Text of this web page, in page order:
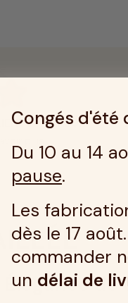
HEUREUX
plus
Congés d'été
Du 10 au 14
pause.
Les
dès le 17
commander
un délai de